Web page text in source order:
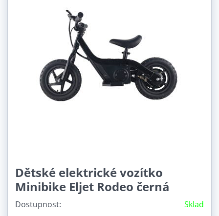
Dětské elektrické vozítko
Minibike Eljet Rodeo černá
Dostupnost: Sklad